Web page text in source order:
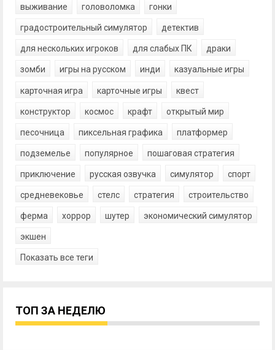
выживание головоломка гонки
градостроительный симулятор детектив
для нескольких игроков для слабых ПК драки
зомби игры на русском инди казуальные игры
карточная игра карточные игры квест
конструктор космос крафт открытый мир
песочница пиксельная графика платформер
подземелье популярное пошаговая стратегия
приключение русская озвучка симулятор спорт
средневековье стелс стратегия строительство
ферма хоррор шутер экономический симулятор
экшен
Показать все теги
ТОП ЗА НЕДЕЛЮ